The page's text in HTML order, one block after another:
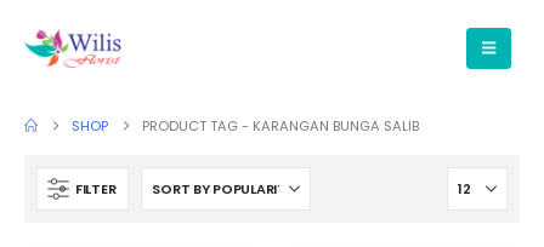
SHOP PRODUCT TAG - KARANGAN BUNGA SALIB
FILTER